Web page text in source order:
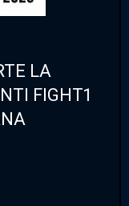
LA
FIGHT1